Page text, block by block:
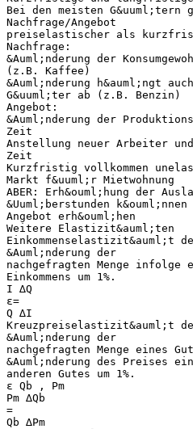
Bei den meisten
Nachfrage/Angebot
preiselastischer als
Nachfrage:
&Auml;nderung der
(z.B. Kaffee)
&Auml;nderung h&auml;ngt
G&uuml;ter ab (z.B. Benzin)
Angebot:
&Auml;nderung der
Zeit
Anstellung neuer Arbeiter
Zeit
Kurzfristig vollkommen
Markt f&uuml;r Mietwohnung
ABER: Erh&ouml;hung der
&Uuml;berstunden
Angebot erh&ouml;hen
Weitere Elastizit&auml;ten
Einkommenselastizit&auml;t
&Auml;nderung der
nachgefragten Menge infolge
Einkommens um 1%.
I ∆Q
ε=
Q ∆I
Kreuzpreiselastizit&auml;t
&Auml;nderung der
nachgefragten Menge eines
&Auml;nderung des Preises
anderen Gutes um 1%.
ε Qb , Pm
Pm ∆Qb
=
Qb ∆Pm